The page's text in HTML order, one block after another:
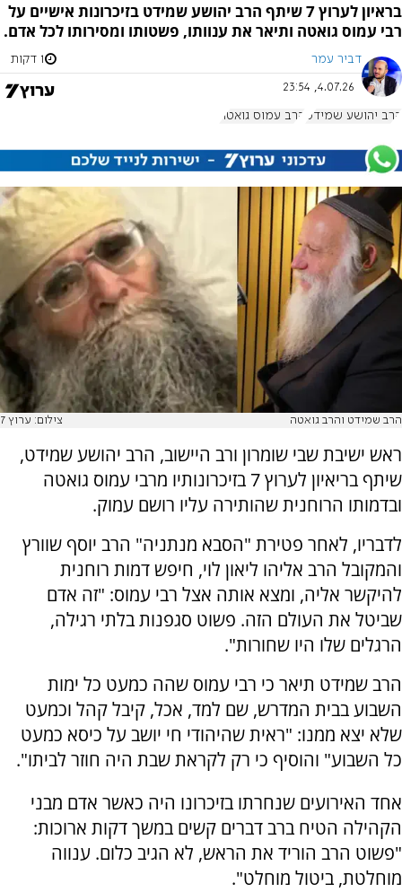
בראיון לערוץ 7 שיתף הרב יהושע שמידט בזיכרונות אישיים על
רבי עמוס גואטה ותיאר את ענוותו, פשטותו ומסירותו לכל אדם.
דביר עמר 1 דקות
4.07.26, 23:54
הרב יהושע שמידט הרב עמוס גואטה
הרב שמידט והרב גואטה צילום: ערוץ 7
ראש ישיבת שבי שומרון ורב היישוב, הרב יהושע שמידט,
שיתף בריאיון לערוץ 7 בזיכרונותיו מרבי עמוס גואטה
ובדמותו הרוחנית שהותירה עליו רושם עמוק.
לדבריו, לאחר פטירת "הסבא מנתניה" הרב יוסף שוורץ
והמקובל הרב אליהו ליאון לוי, חיפש דמות רוחנית
להיקשר אליה, ומצא אותה אצל רבי עמוס: "זה אדם
שביטל את העולם הזה. פשוט סגפנות בלתי רגילה,
הרגלים שלו היו שחורות".
הרב שמידט תיאר כי רבי עמוס שהה כמעט כל ימות
השבוע בבית המדרש, שם למד, אכל, קיבל קהל וכמעט
שלא יצא ממנו: "ראית שהיהודי חי יושב על כיסא כמעט
כל השבוע" והוסיף כי רק לקראת שבת היה חוזר לביתו".
אחד האירועים שנחרתו בזיכרונו היה כאשר אדם מבני
הקהילה הטיח ברב דברים קשים במשך דקות ארוכות:
"פשוט הרב הוריד את הראש, לא הגיב כלום. ענווה
מוחלטת, ביטול מוחלט".